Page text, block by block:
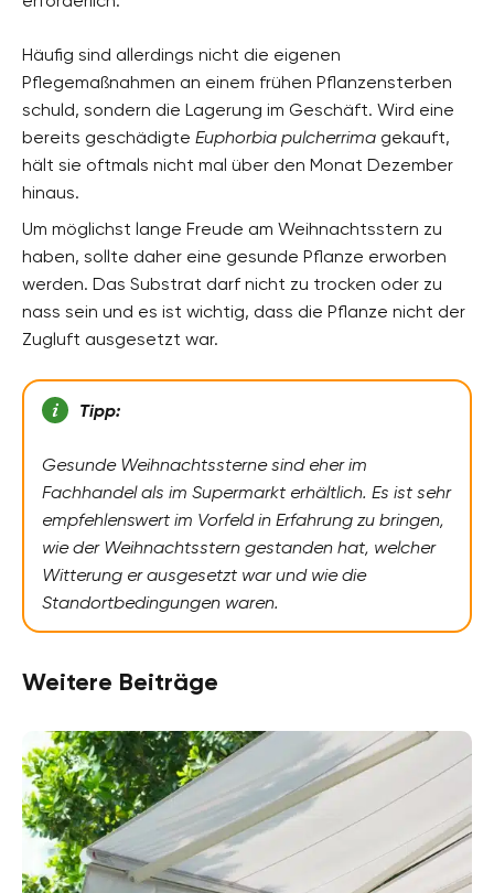
Häufig sind allerdings nicht die eigenen
Pflegemaßnahmen an einem frühen Pflanzensterben
schuld, sondern die Lagerung im Geschäft. Wird eine
bereits geschädigte Euphorbia pulcherrima gekauft,
hält sie oftmals nicht mal über den Monat Dezember
hinaus.
Um möglichst lange Freude am Weihnachtsstern zu
haben, sollte daher eine gesunde Pflanze erworben
werden. Das Substrat darf nicht zu trocken oder zu
nass sein und es ist wichtig, dass die Pflanze nicht der
Zugluft ausgesetzt war.
Tipp:
Gesunde Weihnachtssterne sind eher im
Fachhandel als im Supermarkt erhältlich. Es ist sehr
empfehlenswert im Vorfeld in Erfahrung zu bringen,
wie der Weihnachtsstern gestanden hat, welcher
Witterung er ausgesetzt war und wie die
Standortbedingungen waren.
Weitere Beiträge